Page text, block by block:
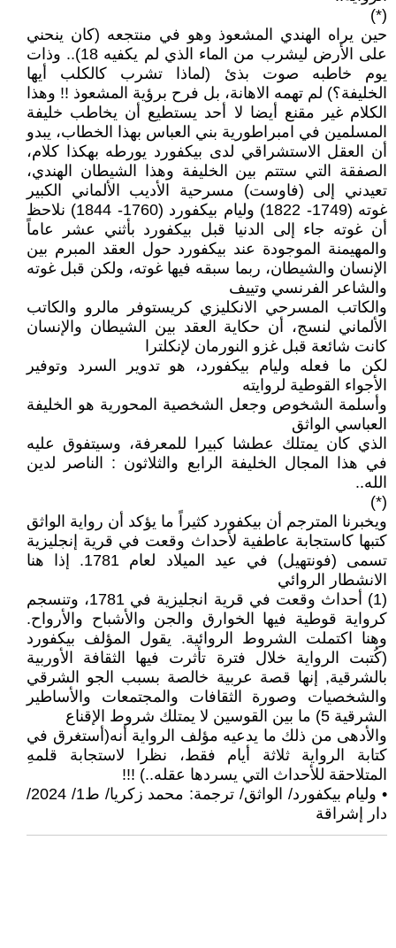
(*)
حين يراه الهندي المشعوذ وهو في منتجعه (كان ينحني
على الأرض ليشرب من الماء الذي لم يكفيه 18).. وذات
يوم خاطبه صوت بذئ (لماذا تشرب كالكلب أيها
الخليفة؟) لم تهمه الاهانة، بل فرح برؤية المشعوذ !! وهذا
الكلام غير مقنع أيضا لا أحد يستطيع أن يخاطب خليفة
المسلمين في امبراطورية بني العباس بهذا الخطاب، يبدو
أن العقل الاستشراقي لدى بيكفورد يورطه بهكذا كلام،
الصفقة التي ستتم بين الخليفة وهذا الشيطان الهندي،
تعيدني إلى (فاوست) مسرحية الأديب الألماني الكبير
غوته (1749- 1822) وليام بيكفورد (1760- 1844) نلاحظ
أن غوته جاء إلى الدنيا قبل بيكفورد بأثني عشر عاماً
والمهيمنة الموجودة عند بيكفورد حول العقد المبرم بين
الإنسان والشيطان، ربما سبقه فيها غوته، ولكن قبل غوته
والشاعر الفرنسي وتييف
والكاتب المسرحي الانكليزي كريستوفر مالرو والكاتب
الألماني لنسج، أن حكاية العقد بين الشيطان والإنسان
كانت شائعة قبل غزو النورمان لإنكلترا
لكن ما فعله وليام بيكفورد، هو تدوير السرد وتوفير
الأجواء القوطية لروايته
وأسلمة الشخوص وجعل الشخصية المحورية هو الخليفة
العباسي الواثق
الذي كان يمتلك عطشا كبيرا للمعرفة، وسيتفوق عليه
في هذا المجال الخليفة الرابع والثلاثون : الناصر لدين
الله..
(*)
ويخبرنا المترجم أن بيكفورد كثيراً ما يؤكد أن رواية الواثق
كتبها كاستجابة عاطفية لأحداث وقعت في قرية إنجليزية
تسمى (فونتهيل) في عيد الميلاد لعام 1781. إذا هنا
الانشطار الروائي
(1) أحداث وقعت في قرية انجليزية في 1781، وتنسجم
كرواية قوطية فيها الخوارق والجن والأشباح والأرواح.
وهنا اكتملت الشروط الروائية. يقول المؤلف بيكفورد
(كُتبت الرواية خلال فترة تأثرت فيها الثقافة الأوربية
بالشرقية, إنها قصة عربية خالصة بسبب الجو الشرقي
والشخصيات وصورة الثقافات والمجتمعات والأساطير
الشرقية 5) ما بين القوسين لا يمتلك شروط الإقناع
والأدهى من ذلك ما يدعيه مؤلف الرواية أنه(أستغرق في
كتابة الرواية ثلاثة أيام فقط، نظرا لاستجابة قلمهِ
المتلاحقة للأحداث التي يسردها عقله..) !!!
• وليام بيكفورد/ الواثق/ ترجمة: محمد زكريا/ ط1/ 2024/
دار إشراقة